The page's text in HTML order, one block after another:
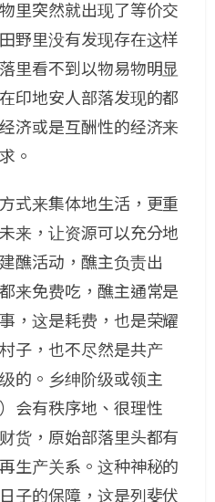
里突然就出现了等价交
野里没有发现存在这样
里看不到以物易物明显
印地安人部落发现的都
济或是互酬性的经济来
。
式来集体地生活，更重
来，让资源可以充分地
醮活动，醮主负责出
来免费吃，醮主通常是
，这是耗费，也是荣耀
子，也不尽然是共产
的。乡绅阶级或领主
会有秩序地、很理性
货，原始部落里头都有
生产关系。这种神秘的
子的保障，这是列斐伏